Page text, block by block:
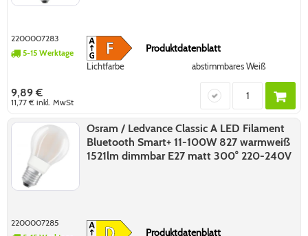
2200007283
5-15 Werktage
Produktdatenblatt
Lichtfarbe abstimmbares Weiß
9,89 €
11,77 €inkl. MwSt
Osram / Ledvance Classic A LED Filament
Bluetooth Smart+ 11-100W 827 warmweiß
1521lm dimmbar E27 matt 300° 220-240V
2200007285
Produktdatenblatt